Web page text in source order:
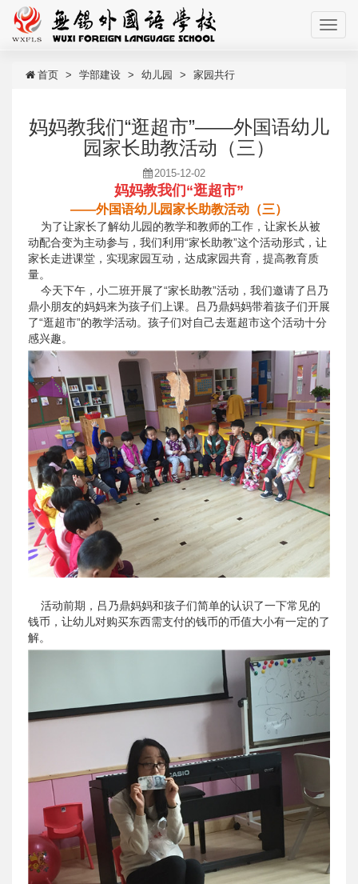
首页 学部建设 幼儿园 家园共行
妈妈教我们“逛超市”——外国语幼儿
园家长助教活动（三）
2015-12-02
妈妈教我们“逛超市”
——外国语幼儿园家长助教活动（三）
为了让家长了解幼儿园的教学和教师的工作，让家长从被
动配合变为主动参与，我们利用“家长助教”这个活动形式，让
家长走进课堂，实现家园互动，达成家园共育，提高教育质
量。
今天下午，小二班开展了“家长助教”活动，我们邀请了吕乃
鼎小朋友的妈妈来为孩子们上课。吕乃鼎妈妈带着孩子们开展
了“逛超市”的教学活动。孩子们对自己去逛超市这个活动十分
感兴趣。
活动前期，吕乃鼎妈妈和孩子们简单的认识了一下常见的
钱币，让幼儿对购买东西需支付的钱币的币值大小有一定的了
解。